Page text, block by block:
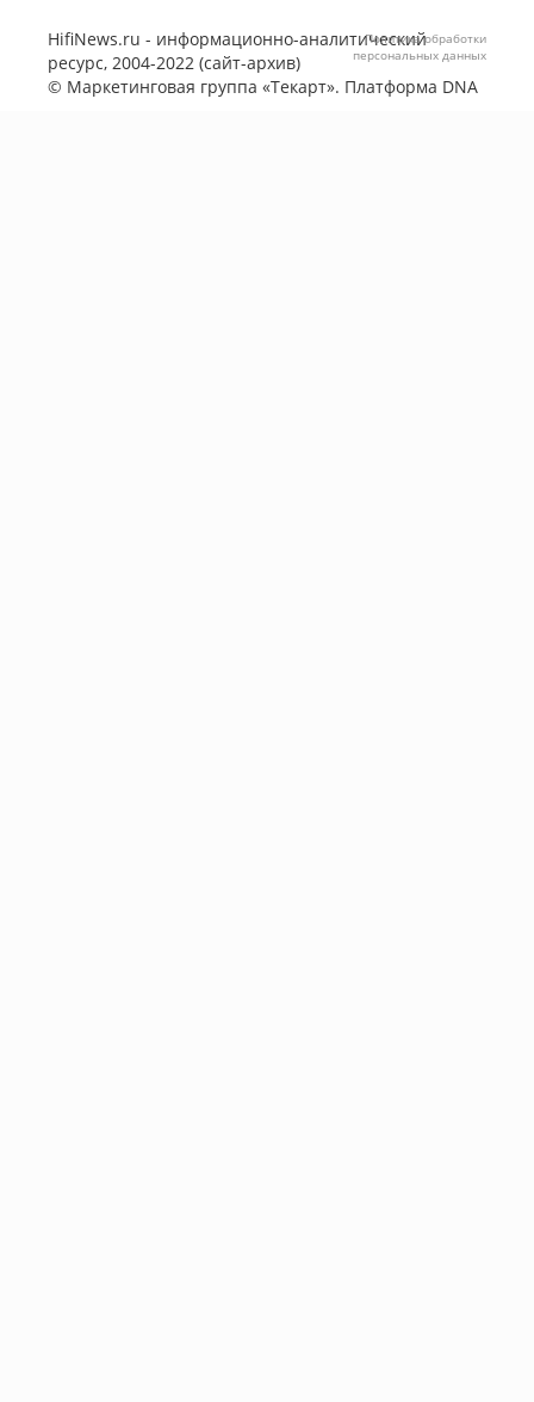
HifiNews.ru - информационно-аналитический
ресурс, 2004-2022 (сайт-архив)
© Маркетинговая группа «Текарт». Платформа DNA
Политика обработки
персональных данных